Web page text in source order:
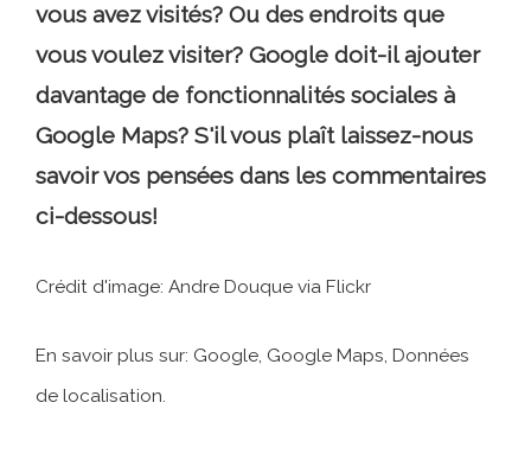
vous avez visités? Ou des endroits que
vous voulez visiter? Google doit-il ajouter
davantage de fonctionnalités sociales à
Google Maps? S'il vous plaît laissez-nous
savoir vos pensées dans les commentaires
ci-dessous!
Crédit d'image: Andre Douque via Flickr
En savoir plus sur: Google, Google Maps, Données
de localisation.